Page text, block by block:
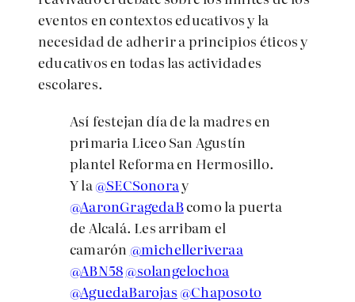
eventos en contextos educativos y la
necesidad de adherir a principios éticos y
educativos en todas las actividades
escolares.
Así festejan día de la madres en
primaria Liceo San Agustín
plantel Reforma en Hermosillo.
Y la@SECSonoray
@AaronGragedaBcomo la puerta
de Alcalá. Les arribam el
camarón @michelleriveraa
@ABN58@solangelochoa
@AguedaBarojas@Chaposoto